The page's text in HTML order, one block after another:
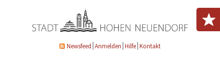
Newsfeed Anmelden Hilfe Kontakt